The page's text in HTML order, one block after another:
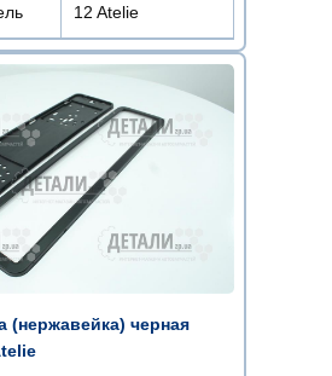
12 Atelie
(нержавейка) черная